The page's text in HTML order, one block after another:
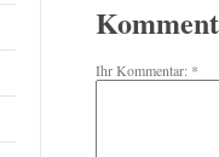
Ihr Kommentar: *